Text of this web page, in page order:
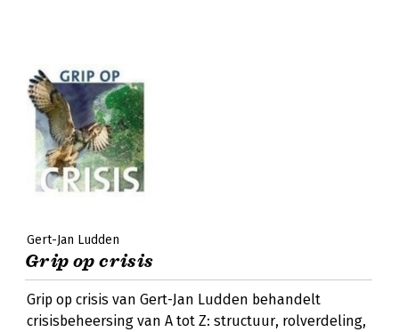
Gert-Jan Ludden
Grip op crisis
Grip op crisis van Gert-Jan Ludden behandelt
crisisbeheersing van A tot Z: structuur, rolverdeling,